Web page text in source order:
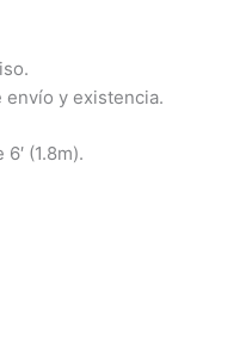
y existencia.
(1.8m).